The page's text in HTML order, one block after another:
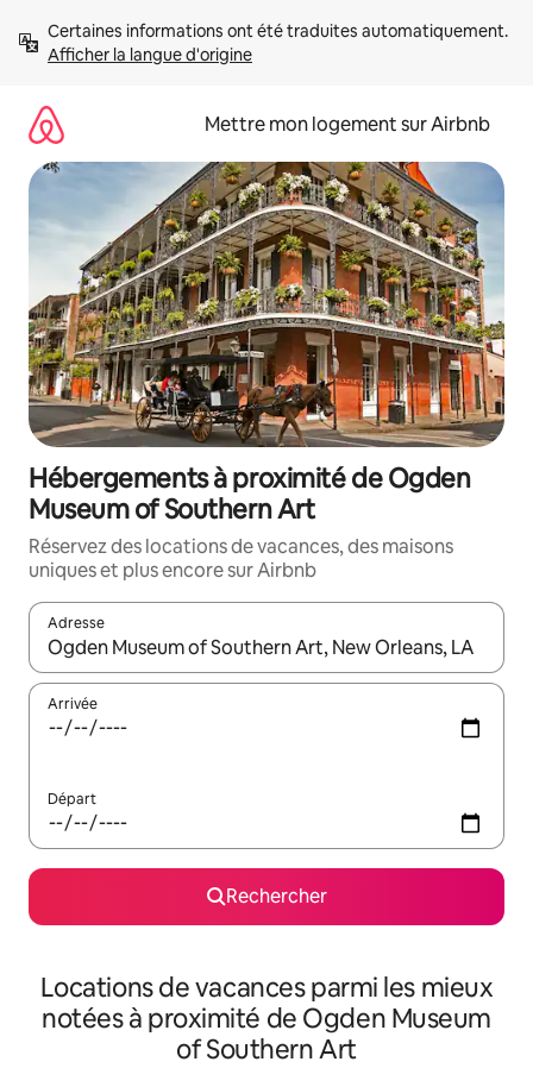
directement
Afficher la langue d'origine
Mettre mon logement sur Airbnb
Hébergements à proximité de Ogden
Museum of Southern Art
Réservez des locations de vacances, des maisons
uniques et plus encore sur Airbnb
Adresse
Lorsque les résultats s'affichent, utilisez les flèches vers le
Arrivée
Départ
Rechercher
Locations de vacances parmi les mieux
notées à proximité de Ogden Museum
of Southern Art